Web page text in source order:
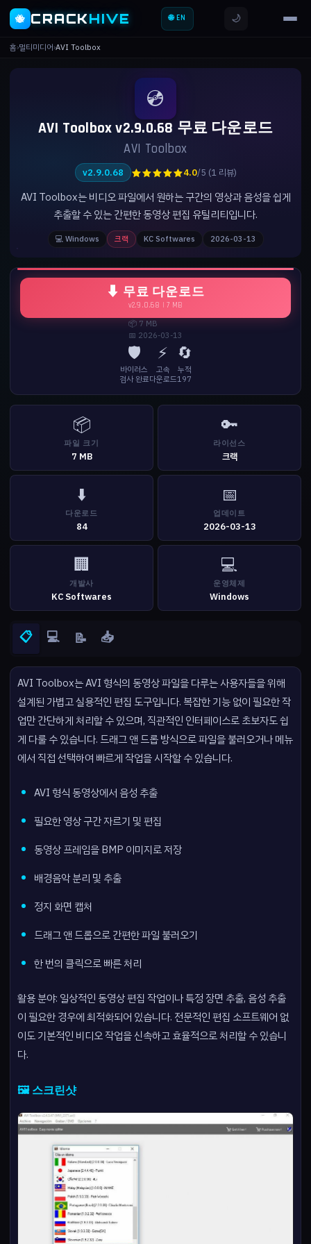
🐝 CRACKHIVE 🌐 EN 🌙
홈›멀티미디어›AVI Toolbox
💿
AVI Toolbox v2.9.0.68 무료 다운로드
AVI Toolbox
v2.9.0.68 ★★★★★4.0/5 (1 리뷰)
AVI Toolbox는 비디오 파일에서 원하는 구간의 영상과 음성을 쉽게
추출할 수 있는 간편한 동영상 편집 유틸리티입니다.
💻 Windows 크랙 KC Softwares 2026-03-13
⬇ 무료 다운로드
v2.9.0.68 | 7 MB
📦 7 MB
📅 2026-03-13
🛡️
바이러스
검사 완료
⚡
고속
다운로드
🔄
누적
197
📦
파일 크기
7 MB
🔑
라이선스
크랙
⬇️
다운로드
84
📅
업데이트
2026-03-13
🏢
개발사
KC Softwares
💻
운영체제
Windows
📋 💻 📝 📥
AVI Toolbox는 AVI 형식의 동영상 파일을 다루는 사용자들을 위해
설계된 가볍고 실용적인 편집 도구입니다. 복잡한 기능 없이 필요한 작
업만 간단하게 처리할 수 있으며, 직관적인 인터페이스로 초보자도 쉽
게 다룰 수 있습니다. 드래그 앤 드롭 방식으로 파일을 불러오거나 메뉴
에서 직접 선택하여 빠르게 작업을 시작할 수 있습니다.
AVI 형식 동영상에서 음성 추출
필요한 영상 구간 자르기 및 편집
동영상 프레임을 BMP 이미지로 저장
배경음악 분리 및 추출
정지 화면 캡처
드래그 앤 드롭으로 간편한 파일 불러오기
한 번의 클릭으로 빠른 처리
활용 분야: 일상적인 동영상 편집 작업이나 특정 장면 추출, 음성 추출
이 필요한 경우에 최적화되어 있습니다. 전문적인 편집 소프트웨어 없
이도 기본적인 비디오 작업을 신속하고 효율적으로 처리할 수 있습니
다.
🖼️ 스크린샷